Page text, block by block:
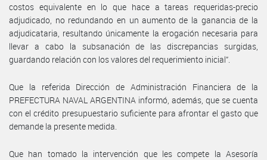
costos equivalente en lo que hace a tareas requeridas-precio
adjudicado, no redundando en un aumento de la ganancia de la
adjudicataria, resultando únicamente la erogación necesaria para
llevar a cabo la subsanación de las discrepancias surgidas,
guardando relación con los valores del requerimiento inicial”.
Que la referida Dirección de Administración Financiera de la
PREFECTURA NAVAL ARGENTINA informó, además, que se cuenta
con el crédito presupuestario suficiente para afrontar el gasto que
demande la presente medida.
Que han tomado la intervención que les compete la Asesoría